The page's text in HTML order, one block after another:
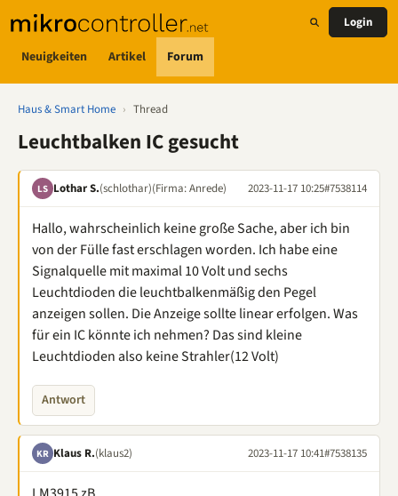
Neuigkeiten Artikel Forum
Login
Haus & Smart Home › Thread
Leuchtbalken IC gesucht
LS Lothar S.(schlothar)(Firma: Anrede) 2023-11-17 10:25#7538114
Hallo, wahrscheinlich keine große Sache, aber ich bin
von der Fülle fast erschlagen worden. Ich habe eine
Signalquelle mit maximal 10 Volt und sechs
Leuchtdioden die leuchtbalkenmäßig den Pegel
anzeigen sollen. Die Anzeige sollte linear erfolgen. Was
für ein IC könnte ich nehmen? Das sind kleine
Leuchtdioden also keine Strahler(12 Volt)
Antwort
KR Klaus R.(klaus2) 2023-11-17 10:41#7538135